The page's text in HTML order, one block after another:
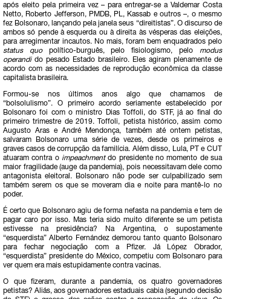
após eleito pela primeira vez – para entregar-se a Valdemar Costa
Netto, Roberto Jefferson, PMDB, PL, Kassab e outros –, o mesmo
fez Bolsonaro, lançando pela janela seus “direitistas”. O discurso de
ambos só pende à esquerda ou à direita às vésperas das eleições,
para arregimentar incautos. No mais, foram bem enquadrados pelo
status quopolítico-burguês, pelo fisiologismo, pelo modus
operandido pesado Estado brasileiro. Eles agiram plenamente de
acordo com as necessidades de reprodução econômica da classe
capitalista brasileira.
Formou-se nos últimos anos algo que chamamos de
“bolsolulismo”. O primeiro acordo seriamente estabelecido por
Bolsonaro foi com o ministro Dias Toffoli, do STF, já ao final do
primeiro trimestre de 2019. Toffoli, petista histórico, assim como
Augusto Aras e André Mendonça, também até ontem petistas,
salvaram Bolsonaro uma série de vezes, desde os primeiros e
graves casos de corrupção da familícia. Além disso, Lula, PT e CUT
atuaram contra o impeachmentdo presidente no momento de sua
maior fragilidade (auge da pandemia), pois necessitavam dele como
antagonista eleitoral. Bolsonaro não pode ser culpabilizado sem
também serem os que se moveram dia e noite para mantê-lo no
poder.
É certo que Bolsonaro agiu de forma nefasta na pandemia e tem de
pagar caro por isso. Mas teria sido muito diferente se um petista
estivesse na presidência? Na Argentina, o supostamente
“esquerdista” Alberto Fernández demorou tanto quanto Bolsonaro
para fechar negociação com a Pfizer. Já López Obrador,
“esquerdista” presidente do México, competiu com Bolsonaro para
ver quem era mais estupidamente contra vacinas.
O que fizeram, durante a pandemia, os quatro governadores
petistas? Aliás, aos governadores estaduais cabia (segundo decisão